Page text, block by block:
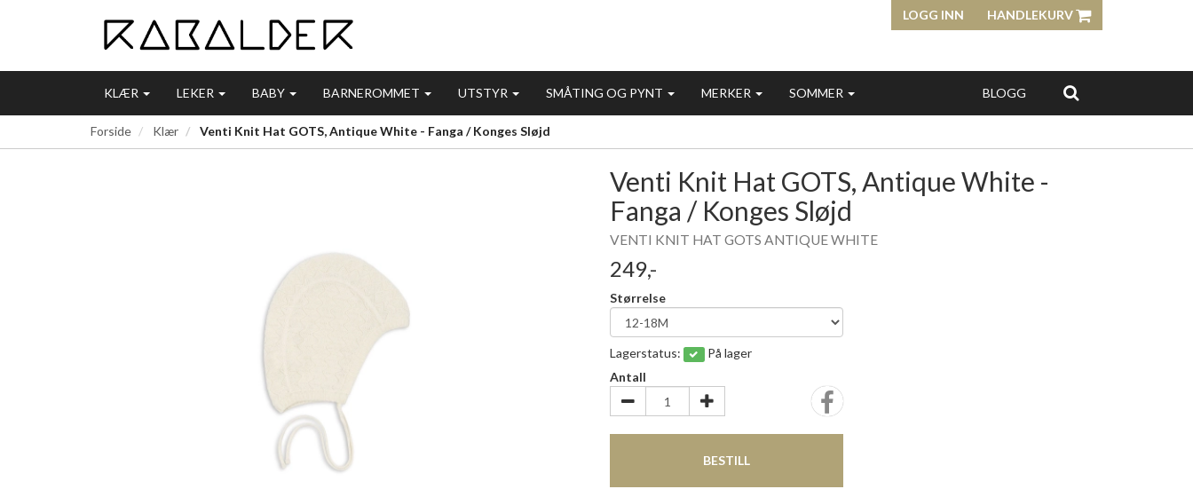
LOGG INN HANDLEKURV
KLÆR LEKER BABY BARNEROMMET UTSTYR SMÅTING OG PYNT MERKER SOMMER BLOGG
Forside Klær Venti Knit Hat GOTS, Antique White - Fanga / Konges Sløjd
Venti Knit Hat GOTS, Antique White -
Fanga / Konges Sløjd
VENTI KNIT HAT GOTS ANTIQUE WHITE
249,-
Størrelse
Lagerstatus:
På lager
Antall
BESTILL